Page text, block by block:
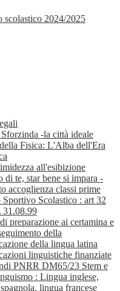
scolastico 2024/2025
-la città ideale
Fisica: L'Alba dell'Era
all'esibizione
di te, star bene si impara -
accoglienza classi prime
Sportivo Scolastico : art 32
preparazione ai certamina e
della
della lingua latina
linguistiche finanziate
PNRR DM65/23 Stem e
: Lingua inglese,
lingua francese